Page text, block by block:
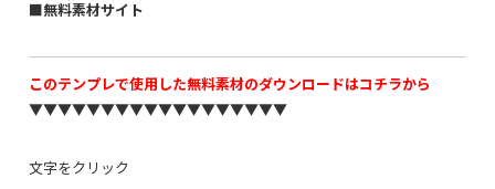
■無料素材サイト
このテンプレで使用した無料素材のダウンロードはコチラから
▼▼▼▼▼▼▼▼▼▼▼▼▼▼▼▼▼▼
文字をクリック